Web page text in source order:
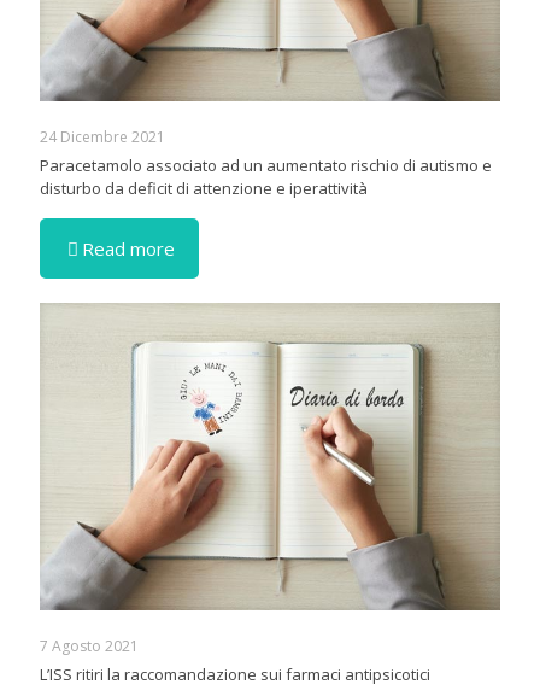
24 Dicembre 2021
Paracetamolo associato ad un aumentato rischio di autismo e
disturbo da deficit di attenzione e iperattività
Read more
7 Agosto 2021
L’ISS ritiri la raccomandazione sui farmaci antipsicotici